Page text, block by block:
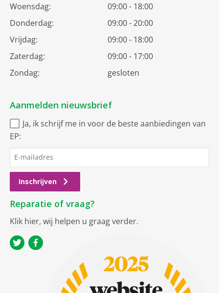
Woensdag:
09:00 - 18:00
Donderdag:
09:00 - 20:00
Vrijdag:
09:00 - 18:00
Zaterdag:
09:00 - 17:00
Zondag:
gesloten
Aanmelden nieuwsbrief
Ja, ik schrijf me in voor de beste aanbiedingen van
EP:
Inschrijven
Reparatie of vraag?
Klik hier, wij helpen u graag verder.